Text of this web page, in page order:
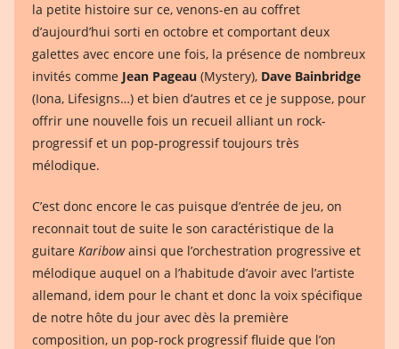
la petite histoire sur ce, venons-en au coffret
d’aujourd’hui sorti en octobre et comportant deux
galettes avec encore une fois, la présence de nombreux
invités comme Jean Pageau (Mystery), Dave Bainbridge
(Iona, Lifesigns…) et bien d’autres et ce je suppose, pour
offrir une nouvelle fois un recueil alliant un rock-
progressif et un pop-progressif toujours très
mélodique.
C’est donc encore le cas puisque d’entrée de jeu, on
reconnait tout de suite le son caractéristique de la
guitare Karibowainsi que l’orchestration progressive et
mélodique auquel on a l’habitude d’avoir avec l’artiste
allemand, idem pour le chant et donc la voix spécifique
de notre hôte du jour avec dès la première
composition, un pop-rock progressif fluide que l’on